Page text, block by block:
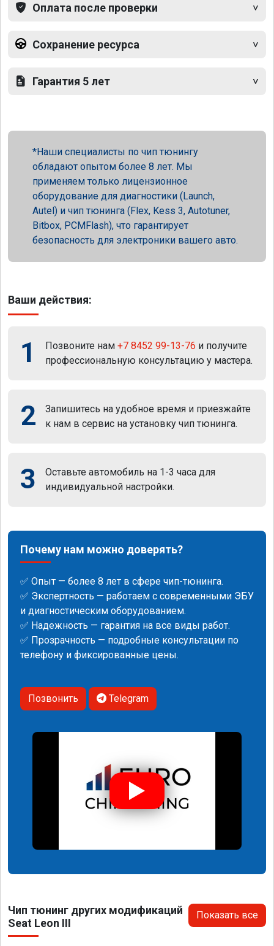
Оплата после проверки
Сохранение ресурса
Гарантия 5 лет
Наши специалисты по чип тюнингу
обладают опытом более 8 лет. Мы
применяем только лицензионное
оборудование для диагностики (Launch,
Autel) и чип тюнинга (Flex, Kess 3, Autotuner,
Bitbox, PCMFlash), что гарантирует
безопасность для электроники вашего авто.
Ваши действия:
1 Позвоните нам +7 8452 99-13-76 и получите
профессиональную консультацию у мастера.
2
Запишитесь на удобное время и приезжайте
к нам в сервис на установку чип тюнинга.
3
Оставьте автомобиль на 1-3 часа для
индивидуальной настройки.
Почему нам можно доверять?
✅ Опыт — более 8 лет в сфере чип-тюнинга.
✅ Экспертность — работаем с современными ЭБУ
и диагностическим оборудованием.
✅ Надежность — гарантия на все виды работ.
✅ Прозрачность — подробные консультации по
телефону и фиксированные цены.
Позвонить Telegram
Чип тюнинг других модификаций
Seat Leon III
Показать все